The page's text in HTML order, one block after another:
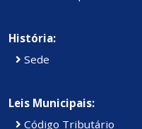
História:
Sede
Leis Municipais:
Código Tributário